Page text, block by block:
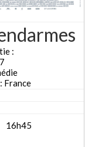
:
France
16h45